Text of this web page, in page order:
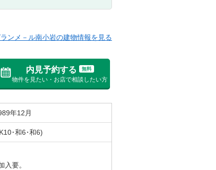
内見予約する 無料
物件を見たい・お店で相談したい方
ンメ－ル南小岩の建物情報を見る
年12月
･和6･和6)
入要。